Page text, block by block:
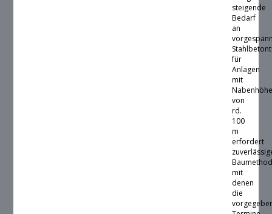
steigende
Bedarf
an
für
Anlagen
mit
von
rd.
100
m
erfordert
mit
denen
die